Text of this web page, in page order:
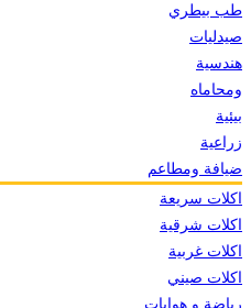
طب بيطري
صيدليات
هندسية
ومحاماه
بيئية
زراعية
ضيافة ومطاعم
اكلات سريعة
اكلات شرقية
اكلات غربية
اكلات صيني
رياضة و هوايات